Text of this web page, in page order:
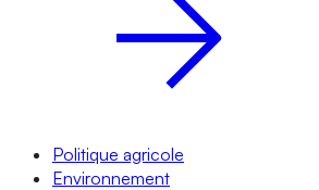
Politique agricole
Environnement